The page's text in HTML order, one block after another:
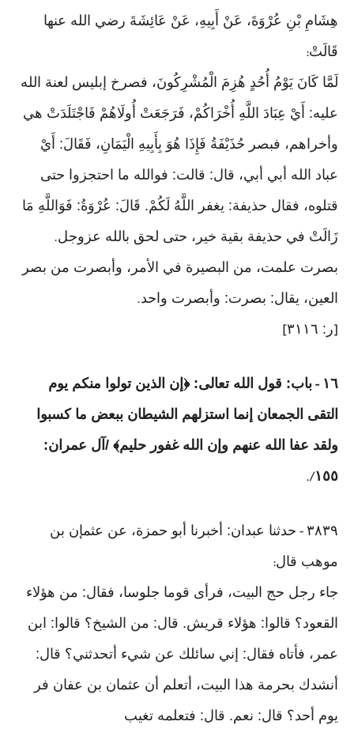
هِشَامِ بْنِ عُرْوَةَ، عَنْ أَبِيهِ، عَنْ عَائِشَةَ رضي الله عنها
قَالَتْ:
لَمَّا كَانَ يَوْمُ أُحُدٍ هُزِمَ الْمُشْرِكُونَ، فصرخ إبليس لعنة الله
عليه: أَيْ عِبَادَ اللَّهِ أُخْرَاكُمْ، فَرَجَعَتْ أُولَاهُمْ فَاجْتَلَدَتْ هي
وأخراهم، فبصر حُذَيْفَةُ فَإِذَا هُوَ بِأَبِيهِ الْيَمَانِ، فَقَالَ: أَيْ
عباد الله أبي أبي، قال: قالت: فوالله ما احتجزوا حتى
قتلوه، فقال حذيفة: يغفر اللَّهُ لَكُمْ. قَالَ: عُرْوَةُ: فَوَاللَّهِ مَا
زَالَتْ في حذيفة بقية خير، حتى لحق بالله عزوجل.
بصرت علمت، من البصيرة في الأمر، وأبصرت من بصر
العين، يقال: بصرت: وأبصرت واحد.
[ر: ٣١١٦ ]
١٦ - باب: قول الله تعالى: ﴿إن الذين تولوا منكم يوم
التقى الجمعان إنما استزلهم الشيطان ببعض ما كسبوا
ولقد عفا الله عنهم وإن الله غفور حليم﴾ /آل عمران:
١٥٥/.
٣٨٣٩ - حدثنا عبدان: أخبرنا أبو حمزة، عن عثمإن بن
موهب قال:
جاء رجل حج البيت، فرأى قوما جلوسا، فقال: من هؤلاء
القعود؟ قالوا: هؤلاء قريش. قال: من الشيخ؟ قالوا: ابن
عمر، فأتاه فقال: إني سائلك عن شيء أتحدثني؟ قال:
أنشدك بحرمة هذا البيت، أتعلم أن عثمان بن عفان فر
يوم أحد؟ قال: نعم. قال: فتعلمه تغيب